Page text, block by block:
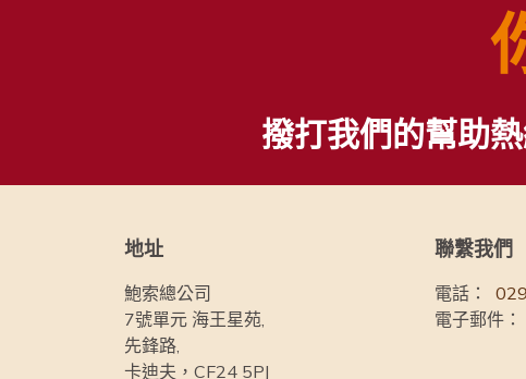
撥打我們的幫助熱
地址
鮑索總公司
7號單元 海王星苑,
先鋒路,
卡迪夫，CF24 5PJ
聯繫我們
電話：
電子郵件：